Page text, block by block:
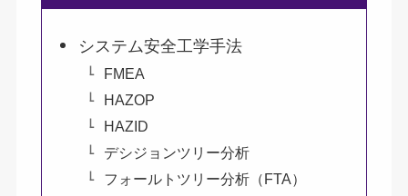
システム安全工学手法
FMEA
HAZOP
HAZID
デシジョンツリー分析
フォールトツリー分析（FTA）